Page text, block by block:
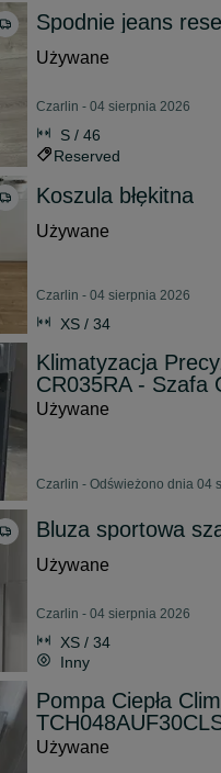
Spodnie jeans
Używane
Czarlin - 04 sierpnia 2026
S / 46
Reserved
Koszula błękitna
Używane
Czarlin - 04 sierpnia 2026
XS / 34
Klimatyzacja
CR035RA - Szafa
Używane
Czarlin - Odświeżono dnia 04
Bluza sportowa
Używane
Czarlin - 04 sierpnia 2026
XS / 34
Inny
Pompa Ciepła
Używane